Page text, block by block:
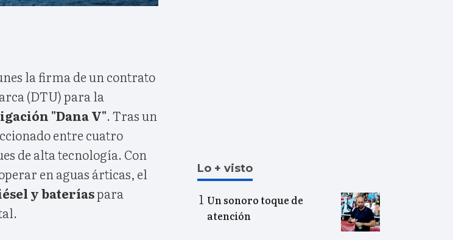
la firma de un contrato
(DTU) para la
"Dana V". Tras un
entre cuatro
de alta tecnología. Con
en aguas árticas, el
y bateríaspara
Lo + visto
Un sonoro toque de
atención